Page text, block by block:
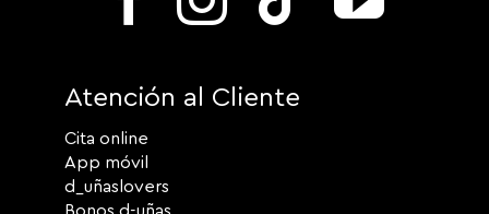
Atención al Cliente
Cita online
App móvil
d_uñaslovers